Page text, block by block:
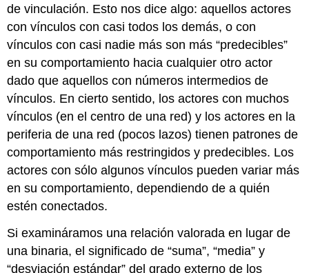
de vinculación. Esto nos dice algo: aquellos actores
con vínculos con casi todos los demás, o con
vínculos con casi nadie más son más “predecibles”
en su comportamiento hacia cualquier otro actor
dado que aquellos con números intermedios de
vínculos. En cierto sentido, los actores con muchos
vínculos (en el centro de una red) y los actores en la
periferia de una red (pocos lazos) tienen patrones de
comportamiento más restringidos y predecibles. Los
actores con sólo algunos vínculos pueden variar más
en su comportamiento, dependiendo de a quién
estén conectados.
Si examináramos una relación valorada en lugar de
una binaria, el significado de “suma”, “media” y
“desviación estándar” del grado externo de los